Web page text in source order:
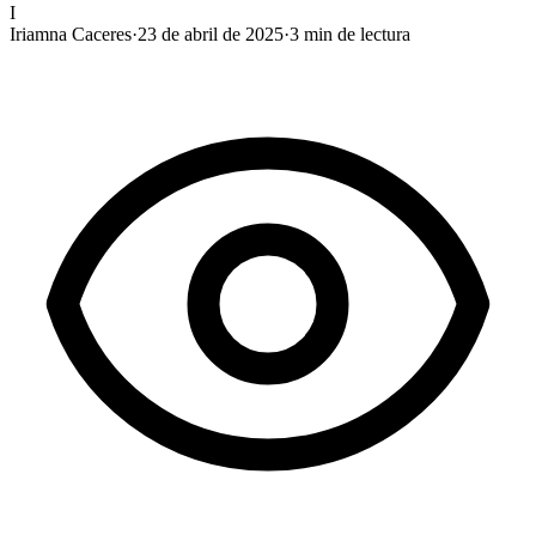
I
Iriamna Caceres·23 de abril de 2025·3 min de lectura